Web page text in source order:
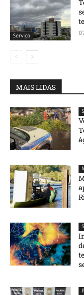
Serviço
MAIS LIDAS